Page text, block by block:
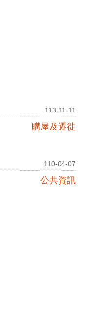
113-11-11
購屋及遷徙
110-04-07
公共資訊